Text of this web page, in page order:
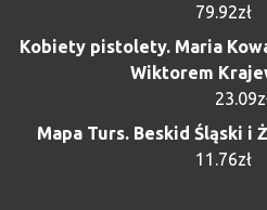
79.92zł
Kobiety pistolety. Maria
Wiktorem
23.09
Mapa Turs. Beskid Śląski i
11.76zł